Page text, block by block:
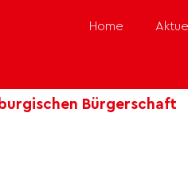
Home
Bürgerschaft